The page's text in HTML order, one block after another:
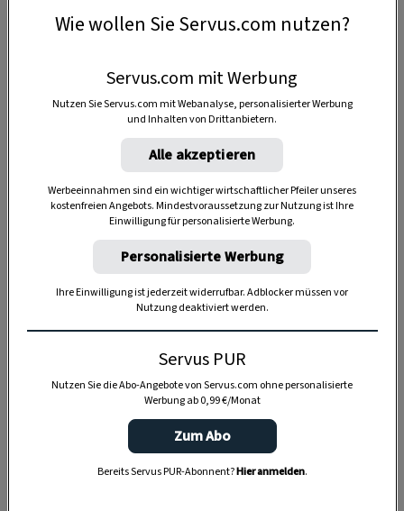
Anzeige
Wie wollen Sie Servus.com nutzen?
Servus.com mit Werbung
Nutzen Sie Servus.com mit Webanalyse, personalisierter Werbung
und Inhalten von Drittanbietern.
Alle akzeptieren
Werbeeinnahmen sind ein wichtiger wirtschaftlicher Pfeiler unseres
kostenfreien Angebots. Mindestvoraussetzung zur Nutzung ist Ihre
Einwilligung für personalisierte Werbung.
Personalisierte Werbung
Ihre Einwilligung ist jederzeit widerrufbar. Adblocker müssen vor
Nutzung deaktiviert werden.
Servus PUR
Nutzen Sie die Abo-Angebote von Servus.com ohne personalisierte
Werbung ab 0,99 €/Monat
Zum Abo
Bereits Servus PUR-Abonnent?Hier anmelden.